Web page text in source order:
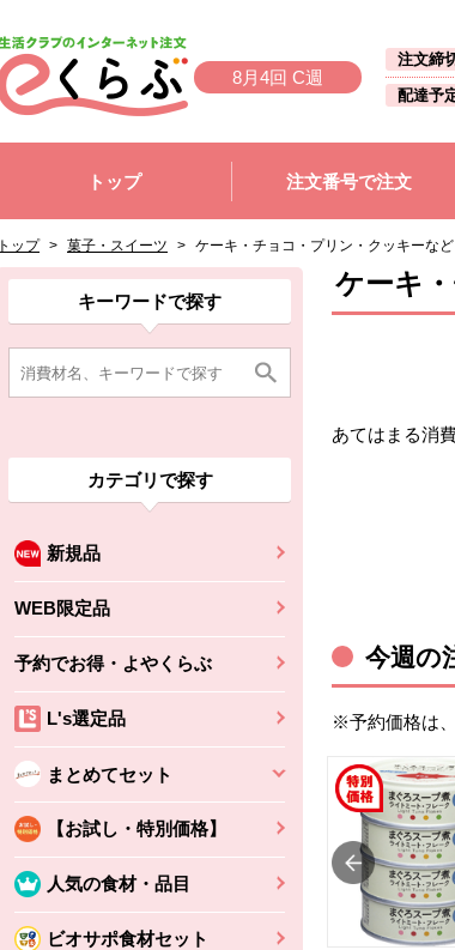
8月4回 C週
注文締
配達予
トップ
注文番号で注文
トップ > 菓子・スイーツ > ケーキ・チョコ・プリン・クッキーなど
ここから消費材検索メニューです。
キーワードで探す
カテゴリで探す
新規品
WEB限定品
予約でお得・よやくらぶ
L's選定品
まとめてセット
【お試し・特別価格】
人気の食材・品目
ビオサポ食材セット
消費材検索メニューここまで。
ここから本文です。
ここから組合員向けメニューです。
組合員向けメニューここまで。
ここから本文です。 ケーキ
あてはまる消
今週の
※予約価格は